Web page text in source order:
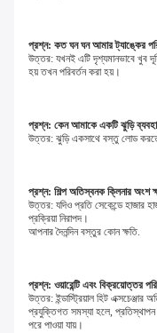
প্রশ্ন: কত ঘন ঘন আমার ট্যাঙ্কের
উত্তর: যখনই এটি দৃশ্যমানভাবে খুব
হয় তখন পরিবর্তন করা হয়।
প্রশ্ন: কেন আমাকে একটি ঝুড়ি
উত্তর: ঝুড়ি একসাথে বস্তু লোড করতে
প্রশ্ন: শিল্প অতিস্বনক ক্লিনার অংশ
উত্তর: যদিও প্রতি সেকেন্ডে হাজার
প্রক্রিয়া নিরাপদ।
আপনার দৈনন্দিন বস্তুর কোন ক্ষতি.
প্রশ্ন: ওয়ারেন্টি এবং বিক্রয়োত্তর
উত্তর: ইন্ডাস্ট্রিয়াল হিট এক্সচেঞ্জার
প্রযুক্তিগত সমস্যা হলে,
পরে পাওয়া যায়।